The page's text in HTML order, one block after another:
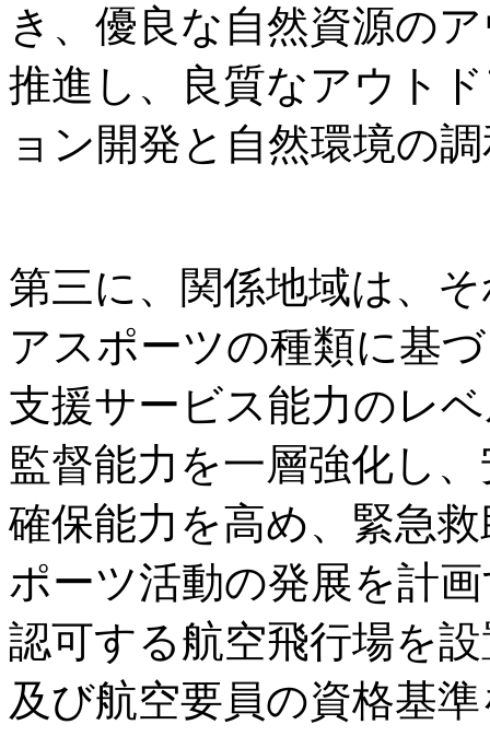
き、優良な自然資源の
推進し、良質なアウト
ョン開発と自然環境の
第三に、関係地域は、
アスポーツの種類に基
支援サービス能力のレ
監督能力を一層強化し
確保能力を高め、緊急
ポーツ活動の発展を計
認可する航空飛行場を
及び航空要員の資格基